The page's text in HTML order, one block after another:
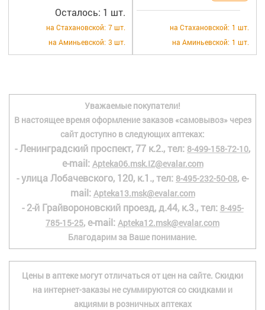
Осталось: 1 шт.
на Стахановской: 7 шт.
на Аминьевской: 3 шт.
на Стахановской: 1 шт.
на Аминьевской: 1 шт.
Уважаемые покупатели!
В настоящее время оформление заказов «самовывоз» через
сайт доступно в следующих аптеках:
- Ленинградский проспект, 77 к.2., тел: 8-499-158-72-10,
e-mail: Apteka06.msk.IZ@evalar.com
- улица Лобачевского, 120, к.1., тел: 8-495-232-50-08, e-
mail: Apteka13.msk@evalar.com
- 2-й Грайвороновский проезд, д.44, к.3., тел: 8-495-
785-15-25, e-mail: Apteka12.msk@evalar.com
Благодарим за Ваше понимание.
Цены в аптеке могут отличаться от цен на сайте. Скидки
на интернет-заказы не суммируются со скидками и
акциями в розничных аптеках